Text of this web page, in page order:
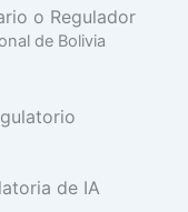
o Regulador
de Bolivia
de IA